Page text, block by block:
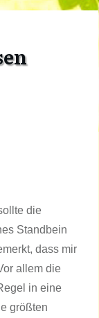
die
Standbein
dass mir
allem die
in eine
größten